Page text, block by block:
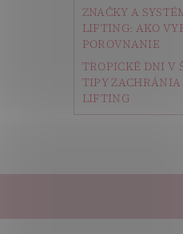
ZNAČKY A
LIFTING: AKO
POROVNANIE
TROPICKÉ DNI V
TIPY ZACHRÁNIA
LIFTING